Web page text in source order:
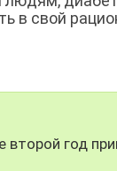
в свой
год